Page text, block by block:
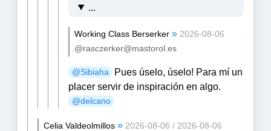
...
Working Class Berserker » 2026-08-06
@rasczerker@mastorol.es
@Sibiaha
Pues úselo, úselo! Para mí un
placer servir de inspiración en algo.
@delcano
Celia Valdeolmillos » 2026-08-06 / 2026-08-06